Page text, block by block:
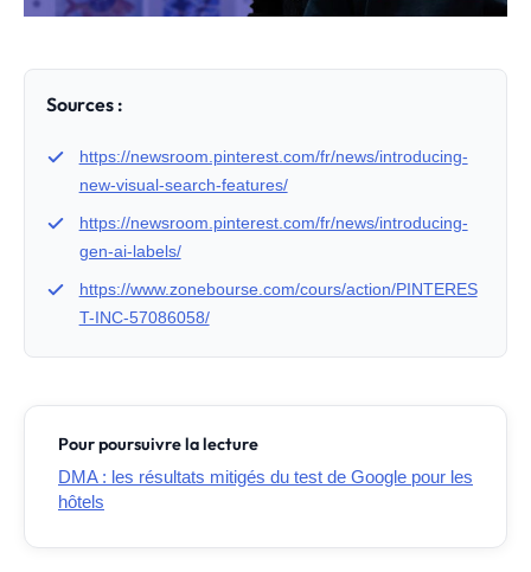
Sources :
https://newsroom.pinterest.com/fr/news/introducing-
new-visual-search-features/
https://newsroom.pinterest.com/fr/news/introducing-
gen-ai-labels/
https://www.zonebourse.com/cours/action/PINTERES
T-INC-57086058/
Pour poursuivre la lecture
DMA : les résultats mitigés du test de Google pour les
hôtels